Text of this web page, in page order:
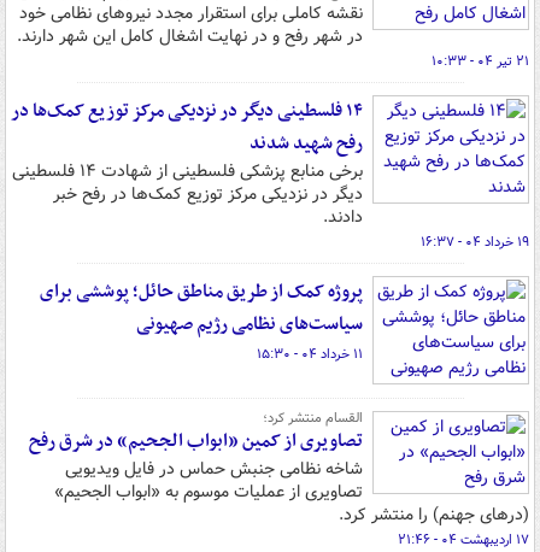
نقشه کاملی برای استقرار مجدد نیروهای نظامی خود
در شهر رفح و در نهایت اشغال کامل این شهر دارند.
۲۱ تیر ۰۴ - ۱۰:۳۳
۱۴ فلسطینی دیگر در نزدیکی مرکز توزیع کمک‌ها در
رفح شهید شدند
برخی منابع پزشکی فلسطینی از شهادت ۱۴ فلسطینی
دیگر در نزدیکی مرکز توزیع کمک‌ها در رفح خبر
دادند.
۱۹ خرداد ۰۴ - ۱۶:۳۷
پروژه کمک از طریق مناطق حائل؛ پوششی برای
سیاست‌های نظامی رژیم صهیونی
۱۱ خرداد ۰۴ - ۱۵:۳۰
القسام منتشر کرد؛
تصاویری از کمین «ابواب الجحیم» در شرق رفح
شاخه نظامی جنبش حماس در فایل ویدیویی
تصاویری از عملیات موسوم به «ابواب الجحیم»
(درهای جهنم) را منتشر کرد.
۱۷ اردیبهشت ۰۴ - ۲۱:۴۶